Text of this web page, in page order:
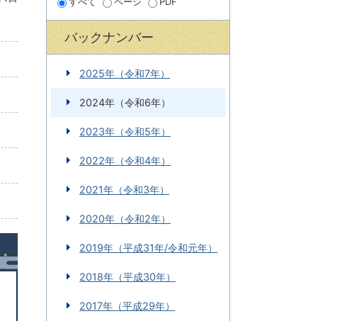
バックナンバー
2025年（令和7年）
2024年（令和6年）
2023年（令和5年）
2022年（令和4年）
2021年（令和3年）
2020年（令和2年）
2019年（平成31年/令和元年）
2018年（平成30年）
2017年（平成29年）